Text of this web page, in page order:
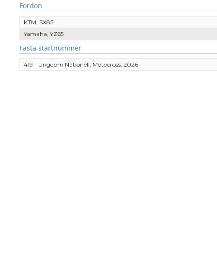
Fordon
KTM, SX85
Yamaha, YZ65
Fasta startnummer
419 - Ungdom Nationell, Motocross, 2026